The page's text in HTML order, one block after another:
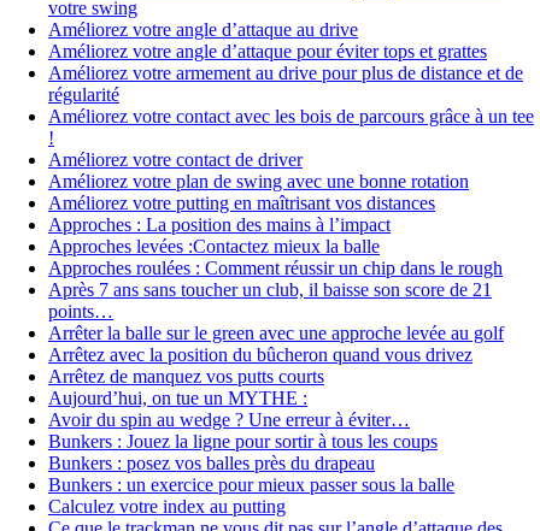
votre swing
Améliorez votre angle d’attaque au drive
Améliorez votre angle d’attaque pour éviter tops et grattes
Améliorez votre armement au drive pour plus de distance et de
régularité
Améliorez votre contact avec les bois de parcours grâce à un tee
!
Améliorez votre contact de driver
Améliorez votre plan de swing avec une bonne rotation
Améliorez votre putting en maîtrisant vos distances
Approches : La position des mains à l’impact
Approches levées :Contactez mieux la balle
Approches roulées : Comment réussir un chip dans le rough
Après 7 ans sans toucher un club, il baisse son score de 21
points…
Arrêter la balle sur le green avec une approche levée au golf
Arrêtez avec la position du bûcheron quand vous drivez
Arrêtez de manquez vos putts courts
Aujourd’hui, on tue un MYTHE :
Avoir du spin au wedge ? Une erreur à éviter…
Bunkers : Jouez la ligne pour sortir à tous les coups
Bunkers : posez vos balles près du drapeau
Bunkers : un exercice pour mieux passer sous la balle
Calculez votre index au putting